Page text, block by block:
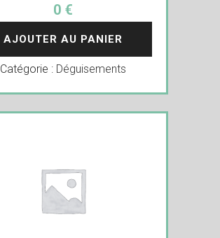
0 €
AJOUTER AU PANIER
Catégorie : Déguisements